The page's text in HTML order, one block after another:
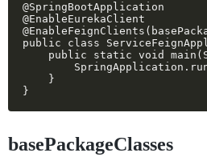
@SpringBootApplication
@EnableEurekaClient
public class
public static void
}
}
basePackageClasses